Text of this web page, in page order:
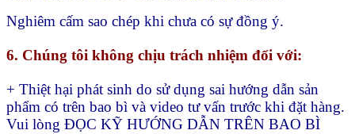
Nghiêm cấm sao chép khi chưa có sự đồng ý.
6. Chúng tôi không chịu trách nhiệm đối với:
+ Thiệt hại phát sinh do sử dụng sai hướng dẫn sản
phẩm có trên bao bì và video tư vấn trước khi đặt hàng.
Vui lòng ĐỌC KỸ HƯỚNG DẪN TRÊN BAO BÌ